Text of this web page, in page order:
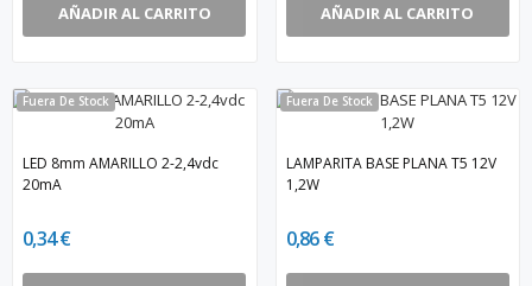
AÑADIR AL CARRITO AÑADIR AL CARRITO
Fuera De Stock
LED 8mm AMARILLO 2-2,4vdc
20mA
0,34 €
Fuera De Stock
LAMPARITA BASE PLANA T5 12V
1,2W
0,86 €